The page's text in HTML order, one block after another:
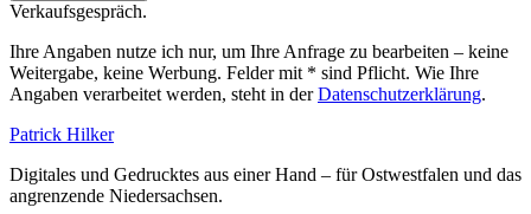
Verkaufsgespräch.
Ihre Angaben nutze ich nur, um Ihre Anfrage zu bearbeiten – keine
Weitergabe, keine Werbung. Felder mit * sind Pflicht. Wie Ihre
Angaben verarbeitet werden, steht in derDatenschutzerklärung.
Patrick Hilker
Digitales und Gedrucktes aus einer Hand – für Ostwestfalen und das
angrenzende Niedersachsen.